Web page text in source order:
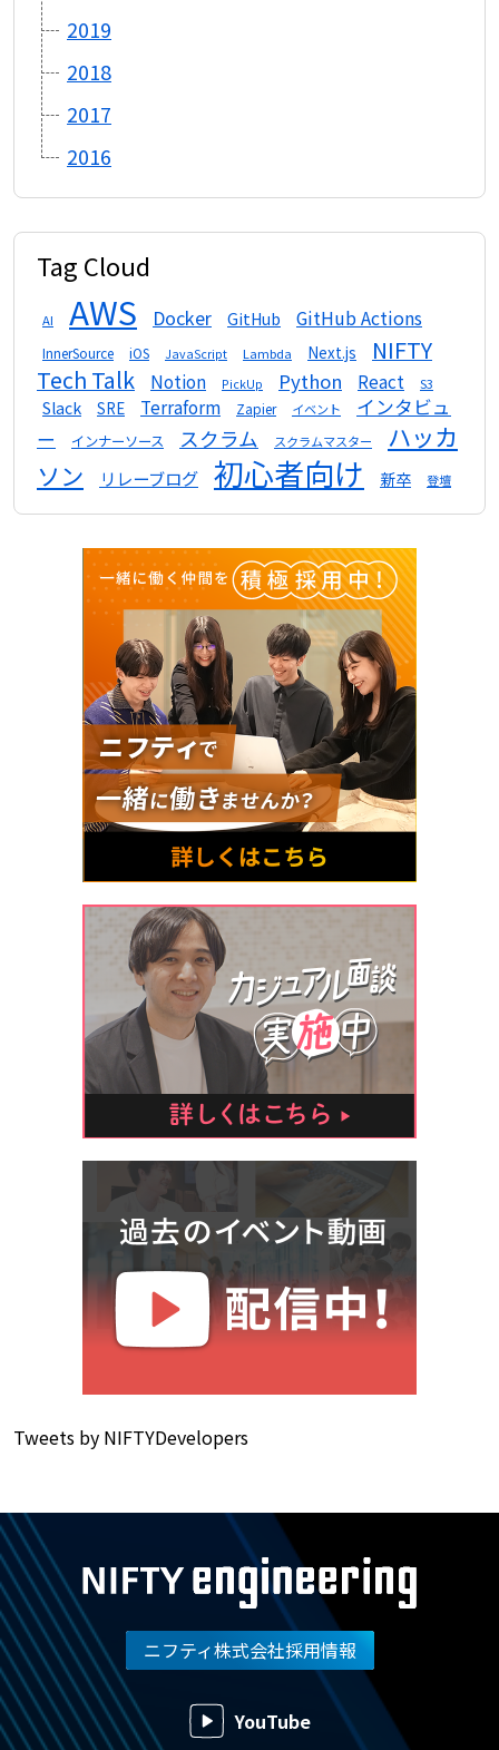
2019
2018
2017
2016
Tag Cloud
AI AWS Docker GitHub GitHub Actions
InnerSource iOS JavaScript Lambda Next.js
NIFTY
Tech Talk
Notion PickUp Python React S3
Slack SRE Terraform Zapier イベント
インタビュ
ー
インナーソース スクラム スクラムマスター
ハッカ
ソン
リレーブログ 初心者向け 新卒 登壇
Tweets by NIFTYDevelopers
ニフティ株式会社採用情報
YouTube